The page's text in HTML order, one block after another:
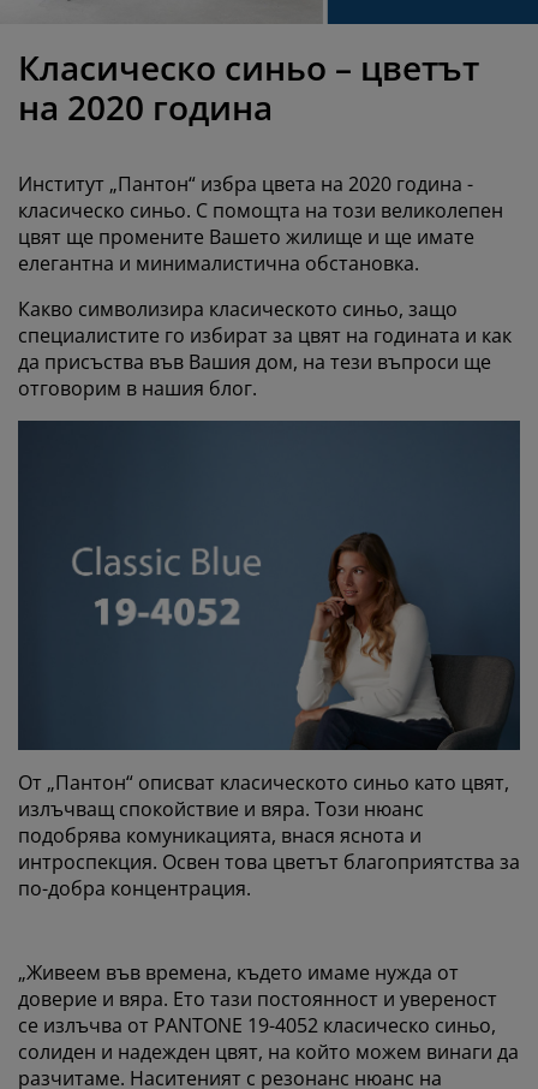
за спалня
за матрак
рамки
матраци
легла
на мебели
осветление
за дома
стая
Класическо синьо – цветът
на 2020 година
Институт „Пантон“ избра цвета на 2020 година -
класическо синьо. С помощта на този великолепен
цвят ще промените Вашето жилище и ще имате
елегантна и минималистична обстановка.
Какво символизира класическото синьо, защо
специалистите го избират за цвят на годината и как
да присъства във Вашия дом, на тези въпроси ще
отговорим в нашия блог.
От „Пантон“ описват класическото синьо като цвят,
излъчващ спокойствие и вяра. Този нюанс
подобрява комуникацията, внася яснота и
интроспекция. Освен това цветът благоприятства за
по-добра концентрация.
„Живеем във времена, където имаме нужда от
доверие и вяра. Ето тази постоянност и увереност
се излъчва от PANTONE 19-4052 класическо синьо,
солиден и надежден цвят, на който можем винаги да
разчитаме. Наситеният с резонанс нюанс на